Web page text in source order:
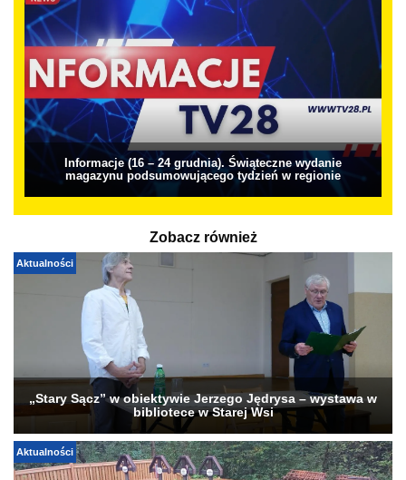
Informacje (16 – 24 grudnia). Świąteczne wydanie
magazynu podsumowującego tydzień w regionie
Zobacz również
Aktualności
„Stary Sącz” w obiektywie Jerzego Jędrysa – wystawa w
bibliotece w Starej Wsi
Aktualności